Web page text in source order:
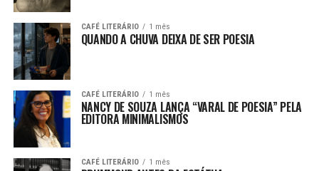
CAFÉ LITERÁRIO 1 mês
QUANDO A CHUVA DEIXA DE SER POESIA
CAFÉ LITERÁRIO 1 mês
NANCY DE SOUZA LANÇA “VARAL DE POESIA” PELA
EDITORA MINIMALISMOS
CAFÉ LITERÁRIO 1 mês